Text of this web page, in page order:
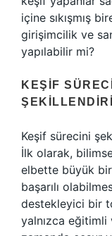
içine sıkışmış
girişimcilik ve
yapılabilir mi?
KEŞIF
Keşif sürecini
İlk olarak,
elbette büyük
başarılı
destekleyici bir
yalnızca eğitimli